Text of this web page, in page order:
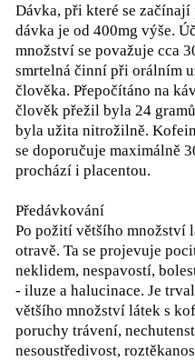
Dávka, při které se
dávka je od 400mg výše.
množství se považuje cca
smrtelná činní při orálním
člověka. Přepočítáno na
člověk přežil byla 24
byla užita nitrožilně.
se doporučuje maximálně
prochází i placentou.
Předávkování
Po požití většího množství
otravě. Ta se projevuje
neklidem, nespavostí,
- iluze a halucinace. Je
většího množství látek s
poruchy trávení,
nesoustředivost,